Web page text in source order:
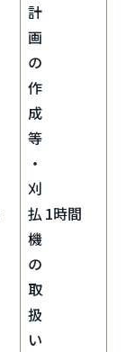
計
画
の
作
成
等
・
刈
払
機
の
取
扱
い
1時間